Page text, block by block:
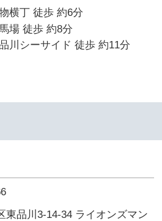
横丁 徒歩 約6分
場 徒歩 約8分
川シーサイド 徒歩 約11分
東品川3-14-34 ライオンズマン